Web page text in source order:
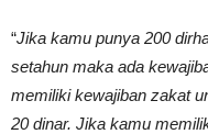
“Jika kamu punya 200
setahun maka ada
memiliki kewajiban zakat
20 dinar. Jika kamu